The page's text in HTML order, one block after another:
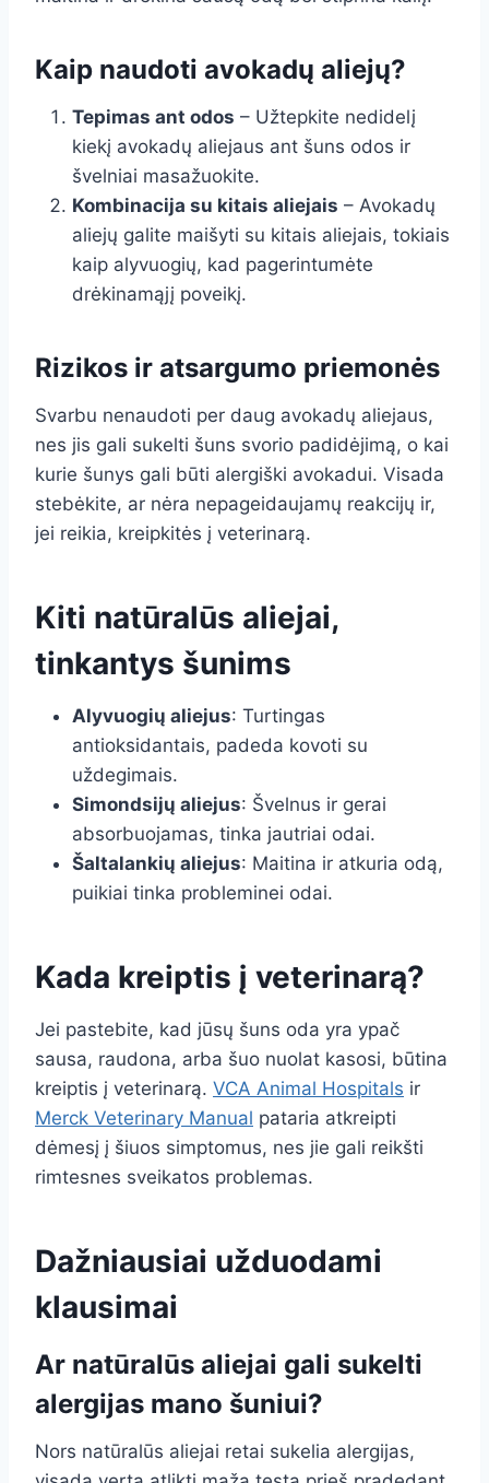
Kaip naudoti avokadų aliejų?
Tepimas ant odos – Užtepkite nedidelį
kiekį avokadų aliejaus ant šuns odos ir
švelniai masažuokite.
Kombinacija su kitais aliejais – Avokadų
aliejų galite maišyti su kitais aliejais, tokiais
kaip alyvuogių, kad pagerintumėte
drėkinamąjį poveikį.
Rizikos ir atsargumo priemonės
Svarbu nenaudoti per daug avokadų aliejaus,
nes jis gali sukelti šuns svorio padidėjimą, o kai
kurie šunys gali būti alergiški avokadui. Visada
stebėkite, ar nėra nepageidaujamų reakcijų ir,
jei reikia, kreipkitės į veterinarą.
Kiti natūralūs aliejai,
tinkantys šunims
Alyvuogių aliejus: Turtingas
antioksidantais, padeda kovoti su
uždegimais.
Simondsijų aliejus: Švelnus ir gerai
absorbuojamas, tinka jautriai odai.
Šaltalankių aliejus: Maitina ir atkuria odą,
puikiai tinka probleminei odai.
Kada kreiptis į veterinarą?
Jei pastebite, kad jūsų šuns oda yra ypač
sausa, raudona, arba šuo nuolat kasosi, būtina
kreiptis į veterinarą. VCA Animal Hospitals ir
Merck Veterinary Manual pataria atkreipti
dėmesį į šiuos simptomus, nes jie gali reikšti
rimtesnes sveikatos problemas.
Dažniausiai užduodami
klausimai
Ar natūralūs aliejai gali sukelti
alergijas mano šuniui?
Nors natūralūs aliejai retai sukelia alergijas,